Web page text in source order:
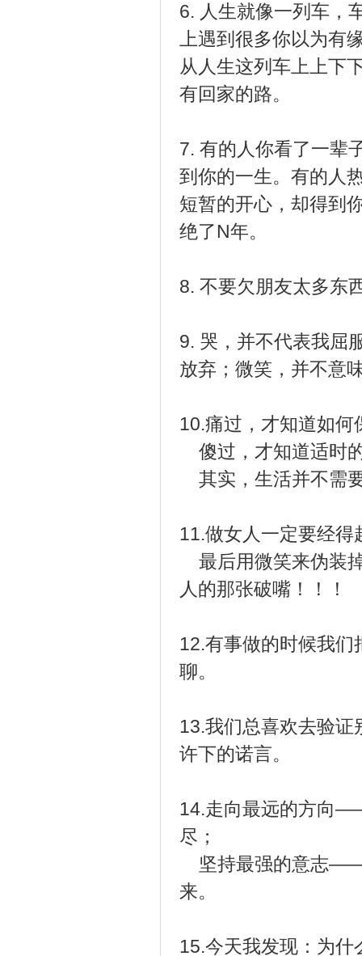
6. 人生就像一列车，
上遇到很多你以为有
从人生这列车上上下
有回家的路。
7. 有的人你看了一辈
到你的一生。有的人
短暂的开心，却得到
绝了N年。
8. 不要欠朋友太多东
9. 哭，并不代表我屈
放弃；微笑，并不意
10.痛过，才知道如
傻过，才知道适时
其实，生活并不需
11.做女人一定要经
最后用微笑来伪装
人的那张破嘴！！！
12.有事做的时候我
聊。
13.我们总喜欢去验
许下的诺言。
14.走向最远的方向
尽；
坚持最强的意志——
来。
15.今天我发现：为